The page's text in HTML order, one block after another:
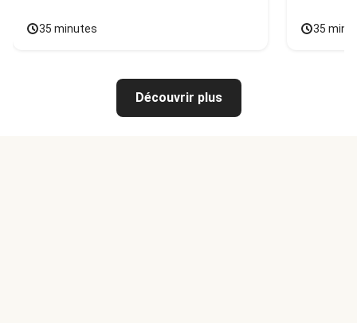
35 minutes 35
Découvrir plus